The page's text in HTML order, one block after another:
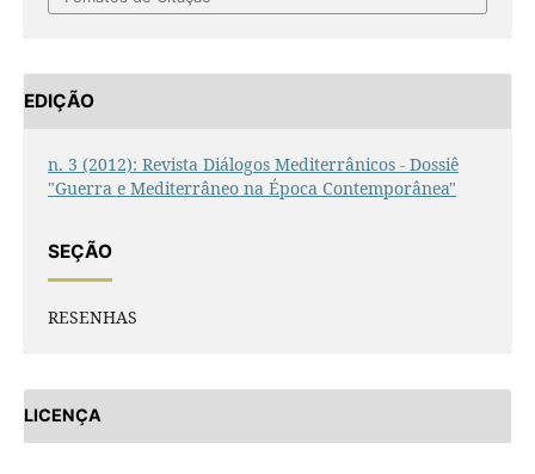
EDIÇÃO
n. 3 (2012): Revista Diálogos Mediterrânicos - Dossiê
"Guerra e Mediterrâneo na Época Contemporânea"
SEÇÃO
RESENHAS
LICENÇA